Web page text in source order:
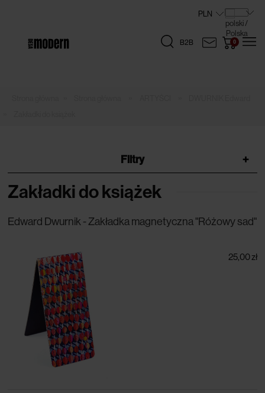
B2B
Filtry +
Zakładki do książek
Edward Dwurnik - Zakładka magnetyczna "Różowy sad"
25,00 zł